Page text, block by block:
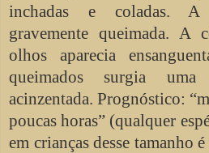
inchadas e coladas. A
gravemente queimada. A
olhos aparecia
queimados surgia uma
acinzentada. Prognóstico:
poucas horas” (qualquer
em crianças desse tamanho